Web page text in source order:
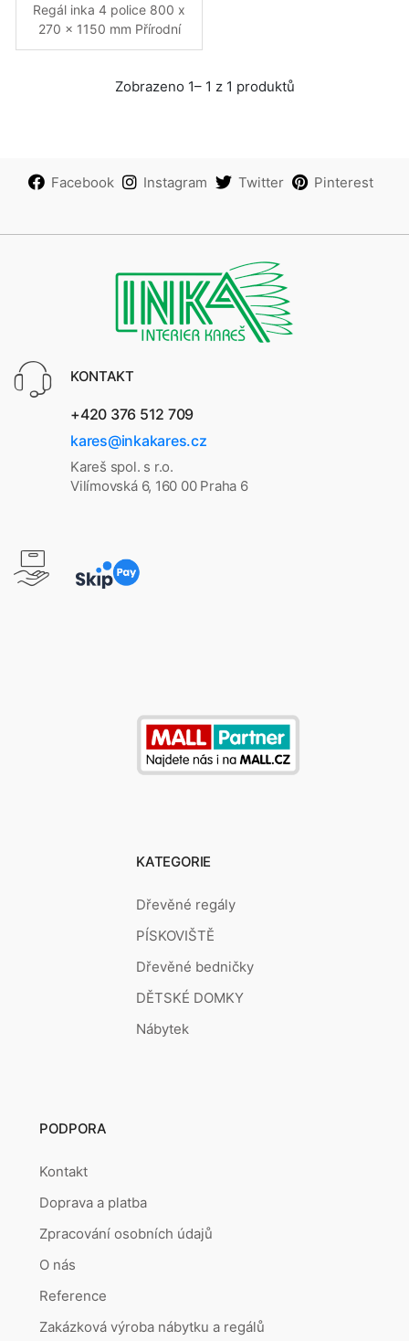
Regál inka 4 police 800 x
270 x 1150 mm Přírodní
Zobrazeno 1– 1 z 1 produktů
Facebook Instagram Twitter Pinterest
KONTAKT
+420 376 512 709
kares@inkakares.cz
Kareš spol. s r.o.
Vilímovská 6, 160 00 Praha 6
KATEGORIE
Dřevěné regály
PÍSKOVIŠTĚ
Dřevěné bedničky
DĚTSKÉ DOMKY
Nábytek
PODPORA
Kontakt
Doprava a platba
Zpracování osobních údajů
O nás
Reference
Zakázková výroba nábytku a regálů